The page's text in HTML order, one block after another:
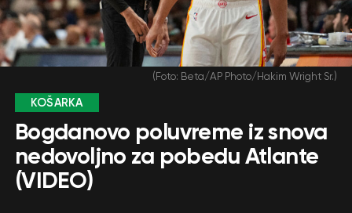
(Foto: Beta/AP Photo/Hakim Wright Sr.)
KOŠARKA
Bogdanovo poluvreme iz snova
nedovoljno za pobedu Atlante
(VIDEO)